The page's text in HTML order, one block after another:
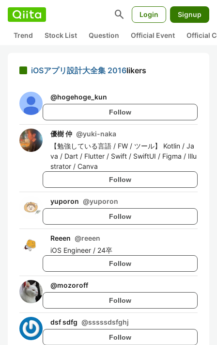
search Login Signup
Trend Stock List Question Official Event Official
iOSアプリ設計大全集 2016likers
@hogehoge_kun
Follow
優樹 仲 @yuki-naka
【勉強している言語 / FW / ツール】 Kotlin / Ja
va / Dart / Flutter / Swift / SwiftUI / Figma / Illu
strator / Canva
Follow
yuporon @yuporon
Follow
Reeen @reeen
iOS Engineer / 24卒
Follow
@mozoroff
Follow
dsf sdfg @sssssdsfghj
Follow